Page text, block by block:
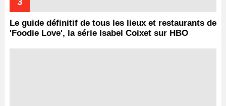
Le guide définitif de tous les lieux et restaurants de
'Foodie Love', la série Isabel Coixet sur HBO